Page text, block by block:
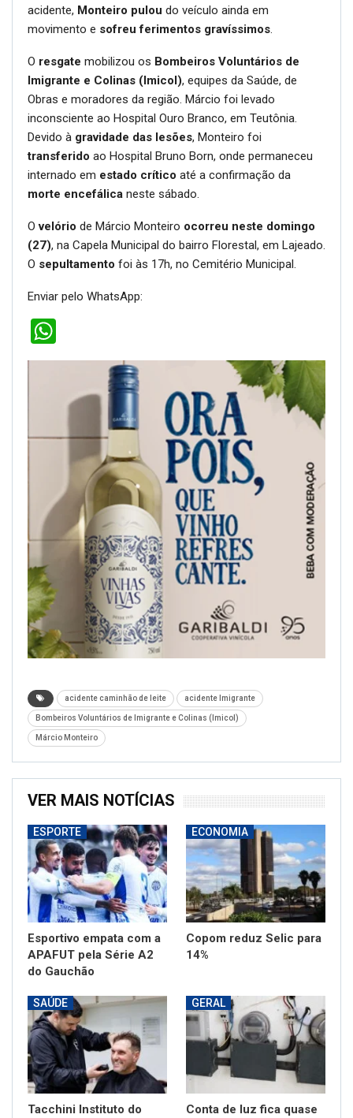
acidente, Monteiro pulou do veículo ainda em
movimento e sofreu ferimentos gravíssimos.
O resgate mobilizou os Bombeiros Voluntários de
Imigrante e Colinas (Imicol), equipes da Saúde, de
Obras e moradores da região. Márcio foi levado
inconsciente ao Hospital Ouro Branco, em Teutônia.
Devido à gravidade das lesões, Monteiro foi
transferido ao Hospital Bruno Born, onde permaneceu
internado em estado crítico até a confirmação da
morte encefálica neste sábado.
Ovelório de Márcio Monteiro ocorreu neste domingo
(27), na Capela Municipal do bairro Florestal, em Lajeado.
O sepultamento foi às 17h, no Cemitério Municipal.
Enviar pelo WhatsApp:
acidente caminhão de leite acidente Imigrante
Bombeiros Voluntários de Imigrante e Colinas (Imicol)
Márcio Monteiro
VER MAIS NOTÍCIAS
ESPORTE
Esportivo empata com a
APAFUT pela Série A2
do Gauchão
ECONOMIA
Copom reduz Selic para
14%
SAÚDE
Tacchini Instituto do
GERAL
Conta de luz fica quase